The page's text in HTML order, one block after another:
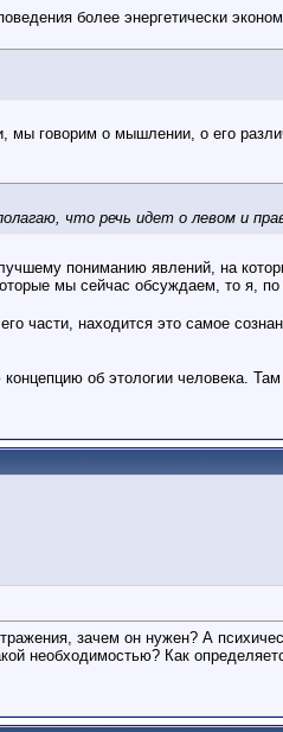
более энергетически
мы говорим о мышлении, о его
что речь идет о левом и
пониманию явлений, на
мы сейчас обсуждаем, то я,
части, находится это самое
об этологии человека.
зачем он нужен? А
необходимостью? Как